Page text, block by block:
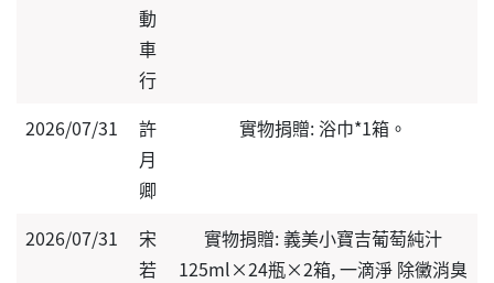
動
車
行
2026/07/31
許
月
卿
實物捐贈: 浴巾*1箱。
2026/07/31
宋
若
實物捐贈: 義美小寶吉葡萄純汁
125ml×24瓶×2箱, 一滴淨 除黴消臭